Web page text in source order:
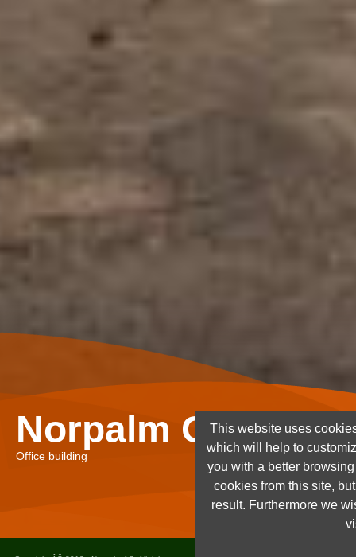
Norpalm Ghana
Office building
This website uses
which will help to
you with a better
cookies from this site,
result. Furthermore we